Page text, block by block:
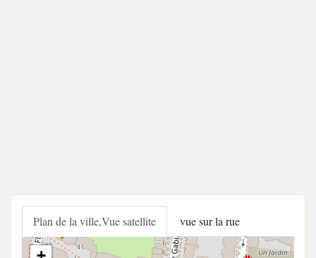
Plan de la ville,Vue satellite vue sur la rue